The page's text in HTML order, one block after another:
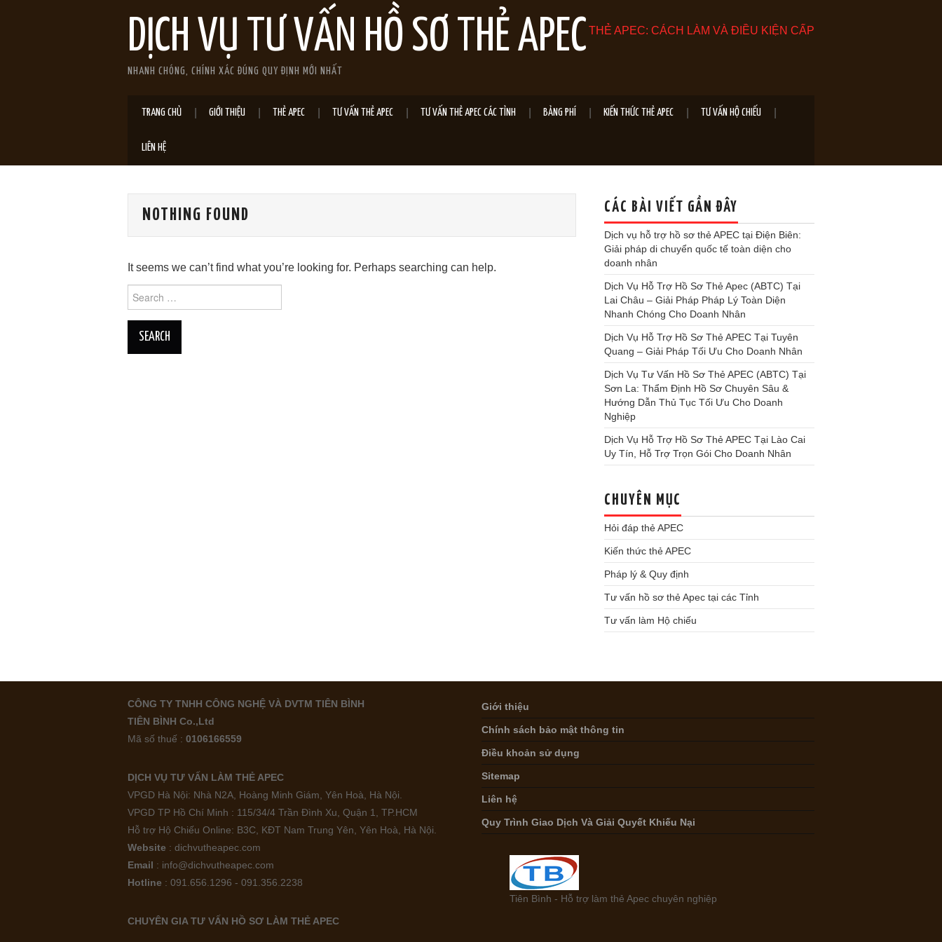
DỊCH VỤ TƯ VẤN HỒ SƠ THẺ APEC
NHANH CHÓNG, CHÍNH XÁC ĐÚNG QUY ĐỊNH MỚI NHẤT
THẺ APEC: CÁCH LÀM VÀ ĐIỀU KIỆN CẤP
TRANG CHỦ GIỚI THIỆU THẺ APEC TƯ VẤN THẺ APEC TƯ VẤN THẺ APEC CÁC TỈNH BẢNG PHÍ KIẾN THỨC THẺ APEC TƯ VẤN HỘ CHIẾU
LIÊN HỆ
NOTHING FOUND
It seems we can’t find what you’re looking for. Perhaps searching can help.
for:
CÁC BÀI VIẾT GẦN ĐÂY
Dịch vụ hỗ trợ hồ sơ thẻ APEC tại Điện Biên:
Giải pháp di chuyển quốc tế toàn diện cho
doanh nhân
Dịch Vụ Hỗ Trợ Hồ Sơ Thẻ Apec (ABTC) Tại
Lai Châu – Giải Pháp Pháp Lý Toàn Diện
Nhanh Chóng Cho Doanh Nhân
Dịch Vụ Hỗ Trợ Hồ Sơ Thẻ APEC Tại Tuyên
Quang – Giải Pháp Tối Ưu Cho Doanh Nhân
Dịch Vụ Tư Vấn Hồ Sơ Thẻ APEC (ABTC) Tại
Sơn La: Thẩm Định Hồ Sơ Chuyên Sâu &
Hướng Dẫn Thủ Tục Tối Ưu Cho Doanh
Nghiệp
Dịch Vụ Hỗ Trợ Hồ Sơ Thẻ APEC Tại Lào Cai
Uy Tín, Hỗ Trợ Trọn Gói Cho Doanh Nhân
CHUYÊN MỤC
Hỏi đáp thẻ APEC
Kiến thức thẻ APEC
Pháp lý & Quy định
Tư vấn hồ sơ thẻ Apec tại các Tỉnh
Tư vấn làm Hộ chiếu
CÔNG TY TNHH CÔNG NGHỆ VÀ DVTM TIÊN BÌNH
TIÊN BÌNH Co.,Ltd
Mã số thuế : 0106166559
DỊCH VỤ TƯ VẤN LÀM THẺ APEC
VPGD Hà Nội: Nhà N2A, Hoàng Minh Giám, Yên Hoà, Hà Nội.
VPGD TP Hồ Chí Minh : 115/34/4 Trần Đình Xu, Quận 1, TP.HCM
Hỗ trợ Hộ Chiếu Online: B3C, KĐT Nam Trung Yên, Yên Hoà, Hà Nội.
Website : dichvutheapec.com
Email : info@dichvutheapec.com
Hotline : 091.656.1296 - 091.356.2238
CHUYÊN GIA TƯ VẤN HỒ SƠ LÀM THẺ APEC
Giới thiệu
Chính sách bảo mật thông tin
Điều khoản sử dụng
Sitemap
Liên hệ
Quy Trình Giao Dịch Và Giải Quyết Khiếu Nại
Tiên Bình - Hỗ trợ làm thẻ Apec chuyên nghiệp